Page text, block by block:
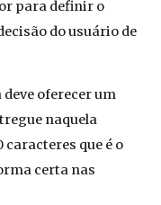
para definir o
do usuário de
deve oferecer um
naquela
caracteres que é o
certa nas